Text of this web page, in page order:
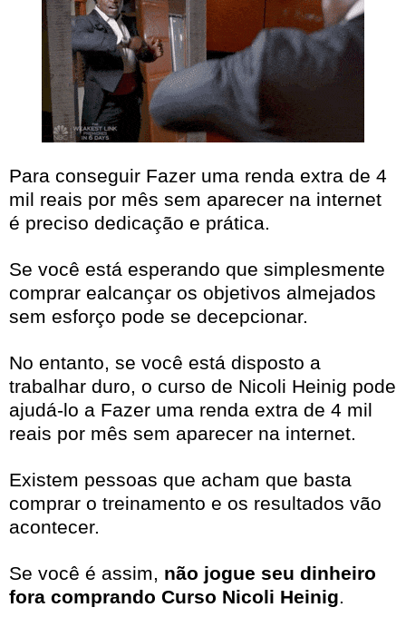
Para conseguir Fazer uma renda extra de 4
mil reais por mês sem aparecer na internet
é preciso dedicação e prática.
Se você está esperando que simplesmente
comprar ealcançar os objetivos almejados
sem esforço pode se decepcionar.
No entanto, se você está disposto a
trabalhar duro, o curso de Nicoli Heinig pode
ajudá-lo a Fazer uma renda extra de 4 mil
reais por mês sem aparecer na internet.
Existem pessoas que acham que basta
comprar o treinamento e os resultados vão
acontecer.
Se você é assim, não jogue seu dinheiro
fora comprando Curso Nicoli Heinig.